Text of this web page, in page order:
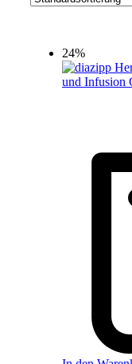
24%